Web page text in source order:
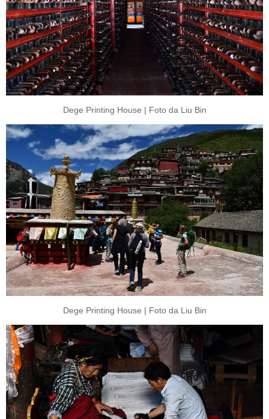
Dege Printing House | Foto da Liu Bin
Dege Printing House | Foto da Liu Bin